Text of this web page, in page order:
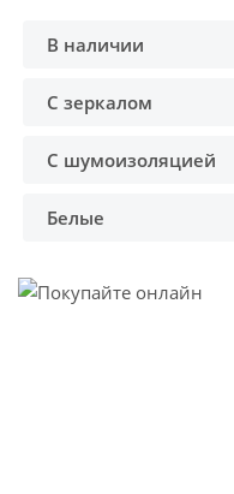
В наличии
С зеркалом
С шумоизоляцией
Белые